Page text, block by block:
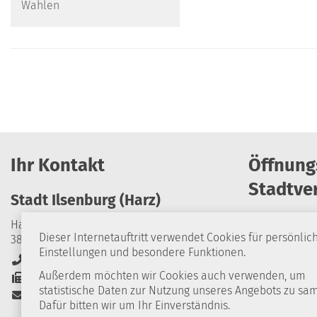
Dieser Internetauftritt verwendet Cookies für
Einstellungen und besondere Funktionen.
Außerdem möchten wir Cookies auch verwenden, um
statistische Daten zur Nutzung unseres Angebots zu
Dafür bitten wir um Ihr Einverständnis.
Wahlen
Ihr Kontakt
Stadt Ilsenburg (Harz)
Harzburger Straße 24
38871 Ilsenburg (Harz)
+49 39452 84-0
+49 39452 84-114
Stadt-Ilsenburg@stadt-ilsenburg.de
Montag
Dienstag
Mittwoch